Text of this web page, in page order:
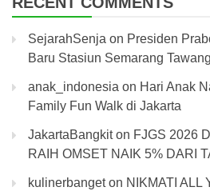
SejarahSenja on Presiden
Baru Stasiun Semarang Tawang
anak_indonesia on Hari Anak
Family Fun Walk di Jakarta
JakartaBangkiton FJGS 2026
RAIH OMSET NAIK 5% DARI
kulinerbangeton NIKMATI ALL